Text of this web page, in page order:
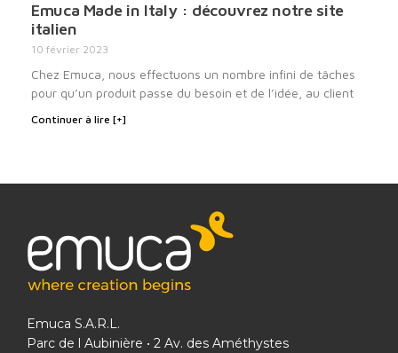
Emuca Made in Italy : découvrez notre site
italien
10 février 2023
Chez Emuca, nous effectuons un nombre infini de tâches
pour qu’un produit passe du besoin et de l’idée, au client
Continuer à lire [+]
Emuca S.A.R.L.
Parc de l Aubinière • 2 Av. des Améthystes